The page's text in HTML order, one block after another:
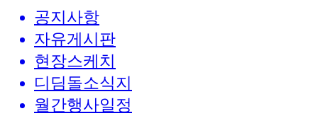
공지사항
자유게시판
현장스케치
디딤돌소식지
월간행사일정